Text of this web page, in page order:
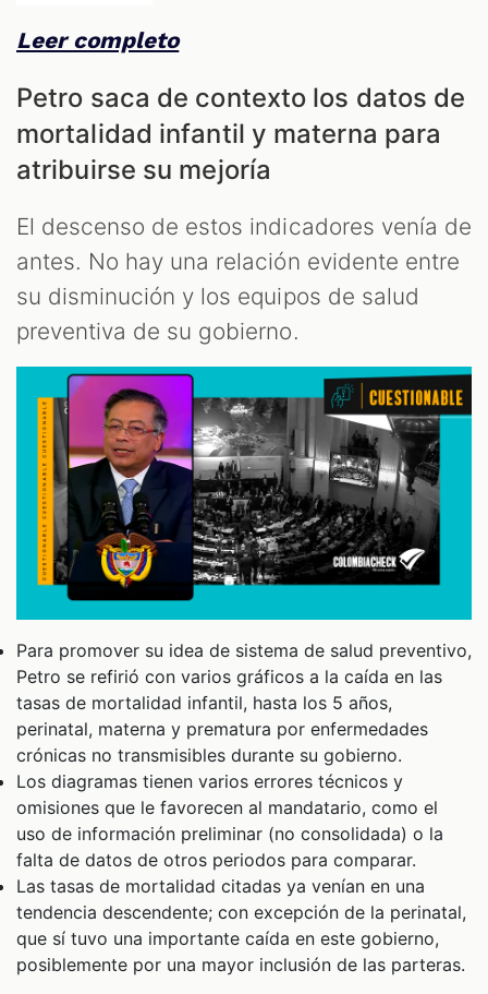
Leer completo
Petro saca de contexto los datos de
mortalidad infantil y materna para
atribuirse su mejoría
El descenso de estos indicadores venía de
antes. No hay una relación evidente entre
su disminución y los equipos de salud
preventiva de su gobierno.
Para promover su idea de sistema de salud preventivo,
Petro se refirió con varios gráficos a la caída en las
tasas de mortalidad infantil, hasta los 5 años,
perinatal, materna y prematura por enfermedades
crónicas no transmisibles durante su gobierno.
Los diagramas tienen varios errores técnicos y
omisiones que le favorecen al mandatario, como el
uso de información preliminar (no consolidada) o la
falta de datos de otros periodos para comparar.
Las tasas de mortalidad citadas ya venían en una
tendencia descendente; con excepción de la perinatal,
que sí tuvo una importante caída en este gobierno,
posiblemente por una mayor inclusión de las parteras.